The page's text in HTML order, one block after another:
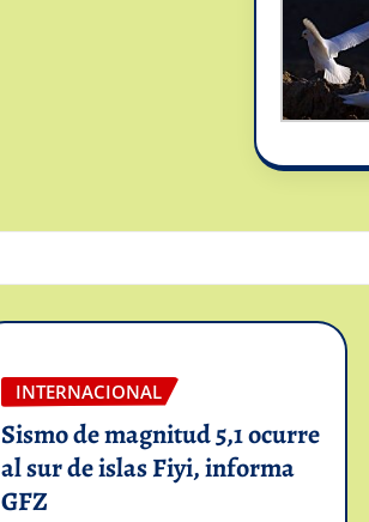
INTERNACIONAL
Sismo de magnitud 5,1 ocurre
al sur de islas Fiyi, informa
GFZ